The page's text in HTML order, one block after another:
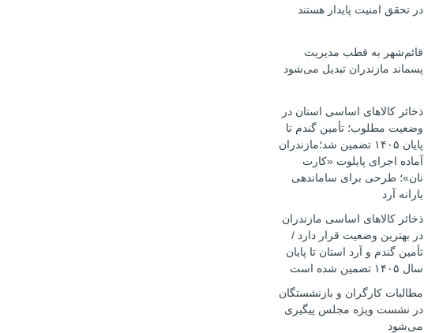
در تحقق امنیت پایدار هستند
قائم‌شهر به قطب مدیریت
پسماند مازندران تبدیل می‌شود
ذخائر کالاهای اساسی استان در
وضعیت مطلوب؛ تأمین گندم تا
پایان ۱۴۰۵ تضمین شد؛مازندران
آماده اجرای پایلوت «کارت
نان»؛ طرحی برای ساماندهی
یارانه آرد
ذخائر کالاهای اساسی مازندران
در بهترین وضعیت قرار دارد /
تأمین گندم و آرد استان تا پایان
سال ۱۴۰۵ تضمین شده است
مطالبات کارگران و بازنشستگان
در نشست ویژه مجلس پیگیری
می‌شود